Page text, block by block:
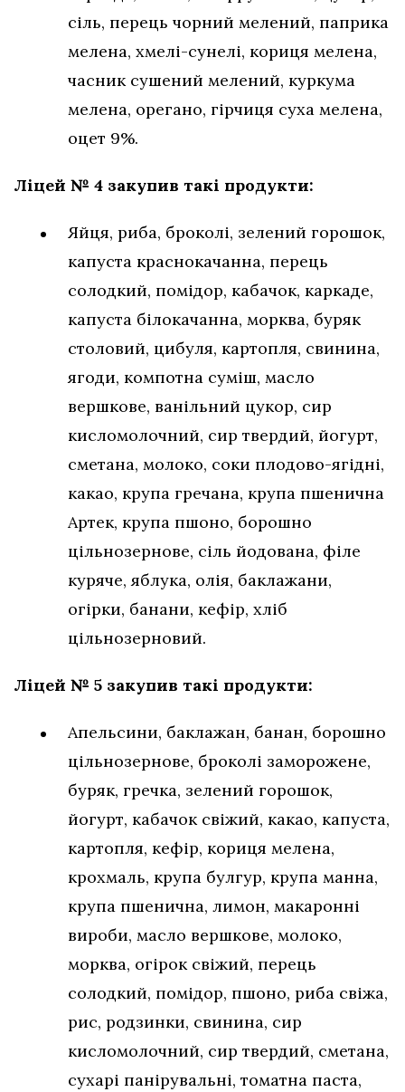
сіль, перець чорний мелений, паприка
мелена, хмелі-сунелі, кориця мелена,
часник сушений мелений, куркума
мелена, орегано, гірчиця суха мелена,
оцет 9%.
Ліцей № 4 закупив такі продукти:
Яйця, риба, броколі, зелений горошок,
капуста краснокачанна, перець
солодкий, помідор, кабачок, каркаде,
капуста білокачанна, морква, буряк
столовий, цибуля, картопля, свинина,
ягоди, компотна суміш, масло
вершкове, ванільний цукор, сир
кисломолочний, сир твердий, йогурт,
сметана, молоко, соки плодово-ягідні,
какао, крупа гречана, крупа пшенична
Артек, крупа пшоно, борошно
цільнозернове, сіль йодована, філе
куряче, яблука, олія, баклажани,
огірки, банани, кефір, хліб
цільнозерновий.
Ліцей № 5 закупив такі продукти:
Апельсини, баклажан, банан, борошно
цільнозернове, броколі заморожене,
буряк, гречка, зелений горошок,
йогурт, кабачок свіжий, какао, капуста,
картопля, кефір, кориця мелена,
крохмаль, крупа булгур, крупа манна,
крупа пшенична, лимон, макаронні
вироби, масло вершкове, молоко,
морква, огірок свіжий, перець
солодкий, помідор, пшоно, риба свіжа,
рис, родзинки, свинина, сир
кисломолочний, сир твердий, сметана,
сухарі панірувальні, томатна паста,